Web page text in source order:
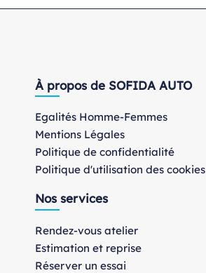
À propos de SOFIDA AUTO
Egalités Homme-Femmes
Mentions Légales
Politique de confidentialité
Politique d'utilisation des cookies
Nos services
Rendez-vous atelier
Estimation et reprise
Réserver un essai